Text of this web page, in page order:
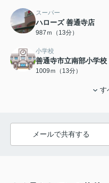
スーパー
ハローズ 善通寺店
987ｍ（13分）
小学校
善通寺市立南部小学校
1009ｍ（13分）
す
メールで共有する